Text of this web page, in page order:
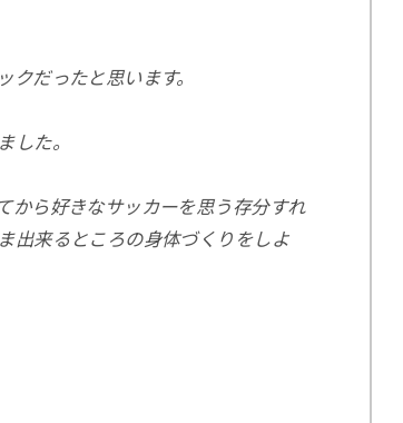
だったと思います。
した。
から好きなサッカーを思う存分すれ
出来るところの身体づくりをしよ